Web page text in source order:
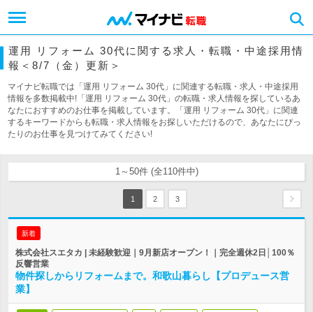
運用 リフォーム 30代に関する求人・転職・中途採用情
報＜8/7（金）更新＞
マイナビ転職では「運用 リフォーム 30代」に関連する転職・求人・中途採用
情報を多数掲載中!「運用 リフォーム 30代」の転職・求人情報を探しているあ
なたにおすすめのお仕事を掲載しています。「運用 リフォーム 30代」に関連
するキーワードからも転職・求人情報をお探しいただけるので、あなたにぴっ
たりのお仕事を見つけてみてください!
1～50件 (全110件中)
1 2 3
新着
株式会社スエタカ | 未経験歓迎｜9月新店オープン！｜完全週休2日│100％
反響営業
物件探しからリフォームまで。和歌山暮らし【プロデュース営
業】